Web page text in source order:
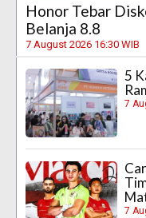
Honor Tebar
Belanja 8.8
7 August 2026 16:30 WIB
5
7
7